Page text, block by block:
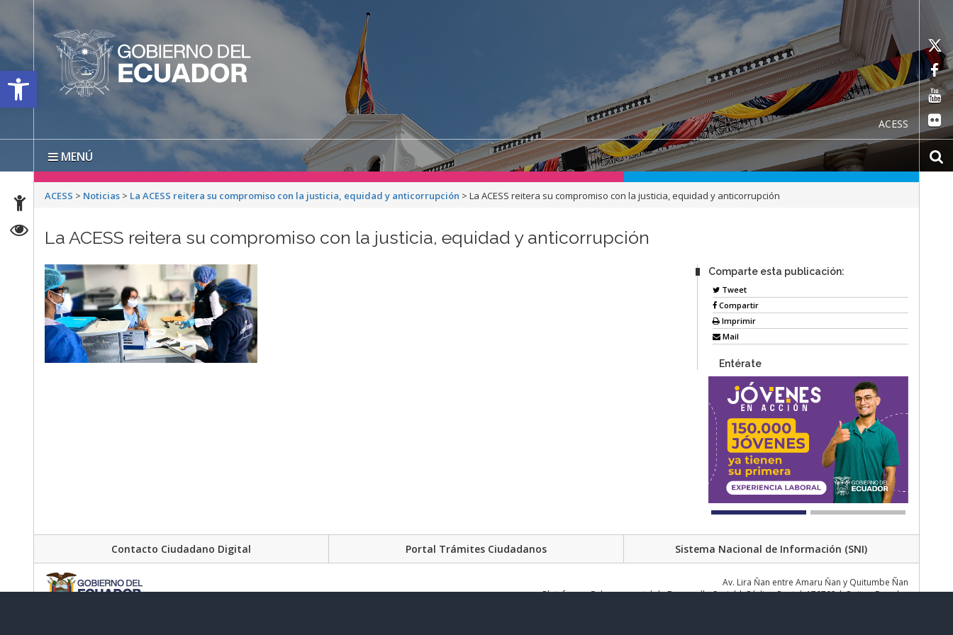
Open toolbar
ACESS
MENÚ
ACESS > Noticias > La ACESS reitera su compromiso con la justicia, equidad y anticorrupción >La ACESS reitera su compromiso con la justicia, equidad y anticorrupción
La ACESS reitera su compromiso con la justicia, equidad y anticorrupción
Comparte esta publicación:
Tweet
Compartir
Imprimir
Mail
Entérate
Contacto Ciudadano Digital Portal Trámites Ciudadanos Sistema Nacional de Información (SNI)
Av. Lira Ňan entre Amaru Ňan y Quitumbe Ñan
Plataforma Gubernamental de Desarrollo Social | Código Postal: 170702 | Quito - Ecuador